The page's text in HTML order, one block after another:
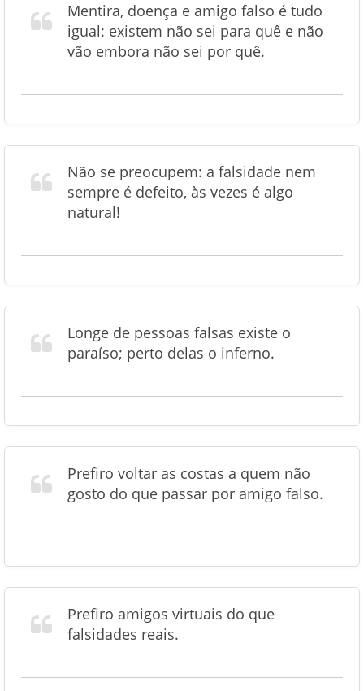
Mentira, doença e amigo falso é tudo
igual: existem não sei para quê e não
vão embora não sei por quê.
Não se preocupem: a falsidade nem
sempre é defeito, às vezes é algo
natural!
Longe de pessoas falsas existe o
paraíso; perto delas o inferno.
Prefiro voltar as costas a quem não
gosto do que passar por amigo falso.
Prefiro amigos virtuais do que
falsidades reais.